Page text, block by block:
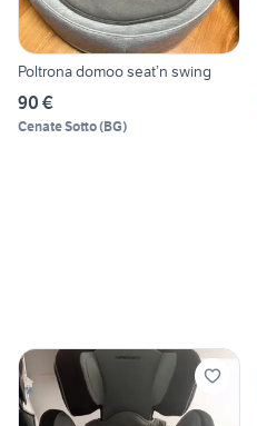
Poltrona domoo seat’n swing
90 €
Cenate Sotto(BG)